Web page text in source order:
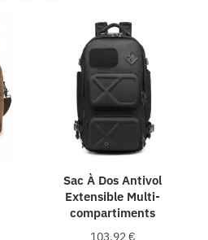
Sac À Dos Antivol
Extensible Multi-
compartiments
103,92 €